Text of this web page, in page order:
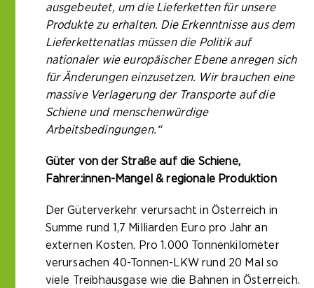
ausgebeutet, um die Lieferketten für unsere
Produkte zu erhalten. Die Erkenntnisse aus dem
Lieferkettenatlas müssen die Politik auf
nationaler wie europäischer Ebene anregen sich
für Änderungen einzusetzen. Wir brauchen eine
massive Verlagerung der Transporte auf die
Schiene und menschenwürdige
Arbeitsbedingungen.“
Güter von der Straße auf die Schiene,
Fahrer:innen-Mangel & regionale Produktion
Der Güterverkehr verursacht in Österreich in
Summe rund 1,7 Milliarden Euro pro Jahr an
externen Kosten. Pro 1.000 Tonnenkilometer
verursachen 40-Tonnen-LKW rund 20 Mal so
viele Treibhausgase wie die Bahnen in Österreich.